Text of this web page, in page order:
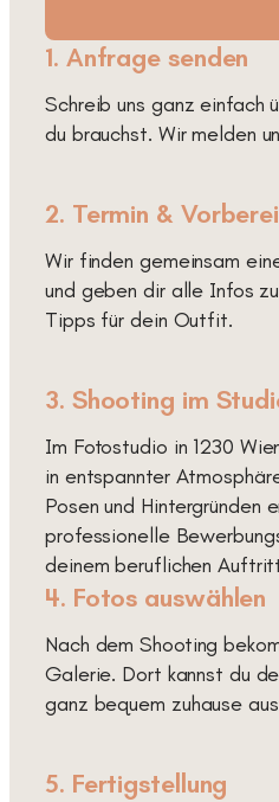
1. Anfrage senden
Schreib uns ganz einfach
du brauchst. Wir melden
2. Termin &
Wir finden gemeinsam
und geben dir alle Infos
Tipps für dein Outfit.
3. Shooting im
Im Fotostudio in 1230
in entspannter
Posen und Hintergründen
professionelle
deinem beruflichen
4. Fotos auswählen
Nach dem Shooting
Galerie. Dort kannst du
ganz bequem zuhause
5. Fertigstellung